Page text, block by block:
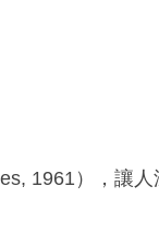
1961），讓